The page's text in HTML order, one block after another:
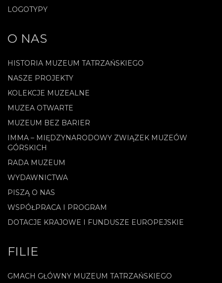
LOGOTYPY
O NAS
HISTORIA MUZEUM TATRZAŃSKIEGO
NASZE PROJEKTY
KOLEKCJE MUZEALNE
MUZEA OTWARTE
MUZEUM BEZ BARIER
IMMA – MIĘDZYNARODOWY ZWIĄZEK MUZEÓW
GÓRSKICH
RADA MUZEUM
WYDAWNICTWA
PISZĄ O NAS
WSPÓŁPRACA I PROGRAM
DOTACJE KRAJOWE I FUNDUSZE EUROPEJSKIE
FILIE
GMACH GŁÓWNY MUZEUM TATRZAŃSKIEGO